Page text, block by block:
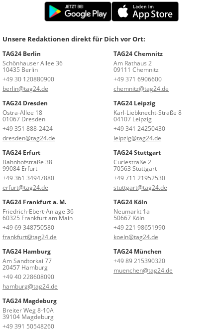
Unsere Redaktionen direkt für Dich vor Ort:
TAG24 Berlin
Schönhauser Allee 36
10435 Berlin
+49 30 120880900
berlin@tag24.de
TAG24 Chemnitz
Am Rathaus 2
09111 Chemnitz
+49 371 6906600
chemnitz@tag24.de
TAG24 Dresden
Ostra-Allee 18
01067 Dresden
+49 351 888-2424
dresden@tag24.de
TAG24 Leipzig
Karl-Liebknecht-Straße 8
04107 Leipzig
+49 341 24250430
leipzig@tag24.de
TAG24 Erfurt
Bahnhofstraße 38
99084 Erfurt
+49 361 34947880
erfurt@tag24.de
TAG24 Stuttgart
Curiestraße 2
70563 Stuttgart
+49 711 21952530
stuttgart@tag24.de
TAG24 Frankfurt a. M.
Friedrich-Ebert-Anlage 36
60325 Frankfurt am Main
+49 69 348750580
frankfurt@tag24.de
TAG24 Köln
Neumarkt 1a
50667 Köln
+49 221 98651990
koeln@tag24.de
TAG24 Hamburg
Am Sandtorkai 77
20457 Hamburg
+49 40 228608090
hamburg@tag24.de
TAG24 München
+49 89 215390320
muenchen@tag24.de
TAG24 Magdeburg
Breiter Weg 8-10A
39104 Magdeburg
+49 391 50548260